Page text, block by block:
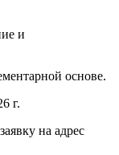
и
основе.
г.
на адрес